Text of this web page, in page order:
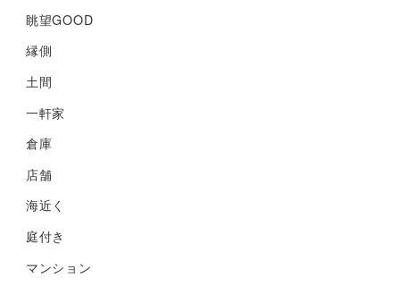
眺望GOOD
縁側
土間
一軒家
倉庫
店舗
海近く
庭付き
マンション